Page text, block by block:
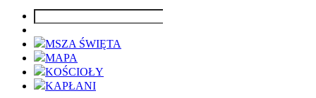
MSZA ŚWIĘTA
MAPA
KOŚCIOŁY
KAPŁANI